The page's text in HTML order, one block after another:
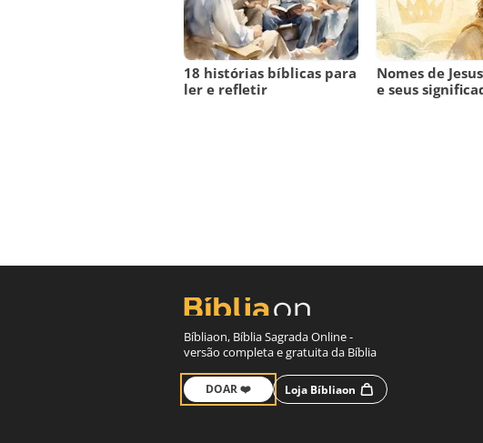
18 histórias bíblicas para
ler e refletir
Nomes de
e seus
Bíbliaon, Bíblia Sagrada Online -
versão completa e gratuita da Bíblia
DOAR ❤️ Loja Bíbliaon